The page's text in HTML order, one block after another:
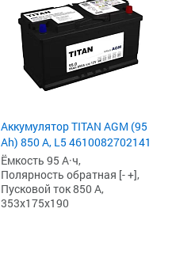
Аккумулятор TITAN AGM (95
Ah) 850 А, L5 4610082702141
Ёмкость 95 А·ч,
Полярность обратная [- +],
Пусковой ток 850 А,
353x175x190